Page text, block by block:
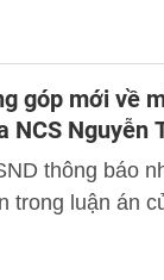
góp mới về
NCS Nguyễn
thông báo
trong luận án